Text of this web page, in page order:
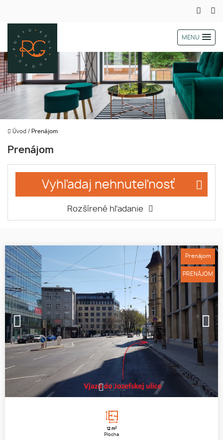
MENU
Úvod / Prenájom
Prenájom
Vyhľadaj nehnuteľnosť
Rozšírené hľadanie
1 2 3
12 m2
Plocha
Prenájom
PRENÁJOM